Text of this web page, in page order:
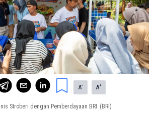
A- A+
Stroberi dengan Pemberdayaan BRI (BRI)